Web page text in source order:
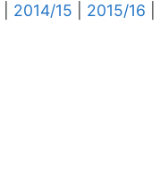
2014/15 2015/16